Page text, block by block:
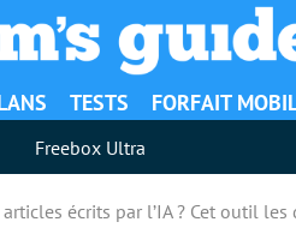
TESTS FORFAIT
Freebox Ultra
écrits par l’IA ? Cet outil les